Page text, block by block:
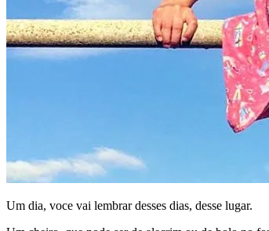
Um dia, voce vai lembrar desses dias, desse lugar.